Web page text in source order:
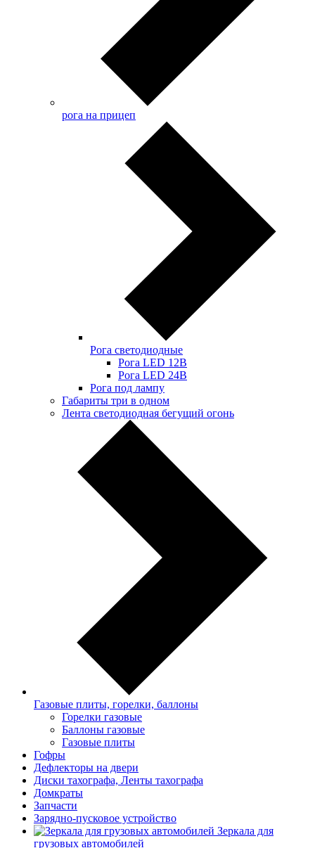
рога на прицеп
Рога светодиодные
Рога LED 12В
Рога LED 24В
Рога под лампу
Габариты три в одном
Лента светодиодная бегущий огонь
Газовые плиты, горелки, баллоны
Горелки газовые
Баллоны газовые
Газовые плиты
Гофры
Дефлекторы на двери
Диски тахографа, Ленты тахографа
Домкраты
Запчасти
Зарядно-пусковое устройство
Зеркала для
грузовых автомобилей